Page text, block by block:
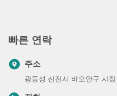
빠른 연락
주소
광둥성 선전시 바오안구 샤